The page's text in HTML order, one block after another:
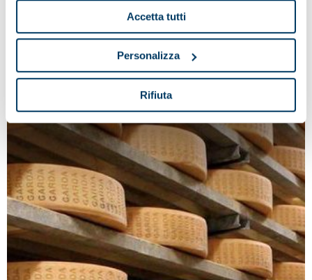
Accetta tutti
Personalizza
Rifiuta
Pieralisi hat, um diesem besonderen Kunden einen
besseren Service bieten zu können, ein Lager in der
Nähe des Betriebs eingerichtet und deckt jetzt auch